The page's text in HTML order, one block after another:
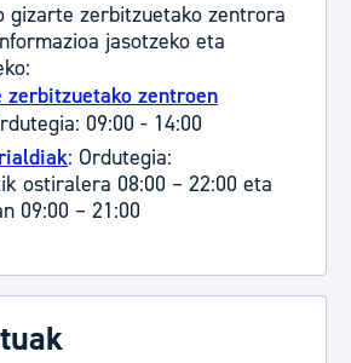
gizarte zerbitzuetako zentrora
jasotzeko eta
zerbitzuetako zentroen
09:00 - 14:00
: Ordutegia:
ostiralera 08:00 – 22:00 eta
09:00 – 21:00